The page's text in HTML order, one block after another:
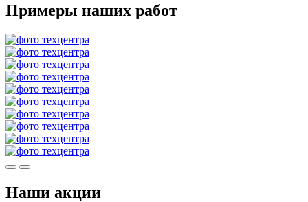
Примеры наших работ
Наши акции